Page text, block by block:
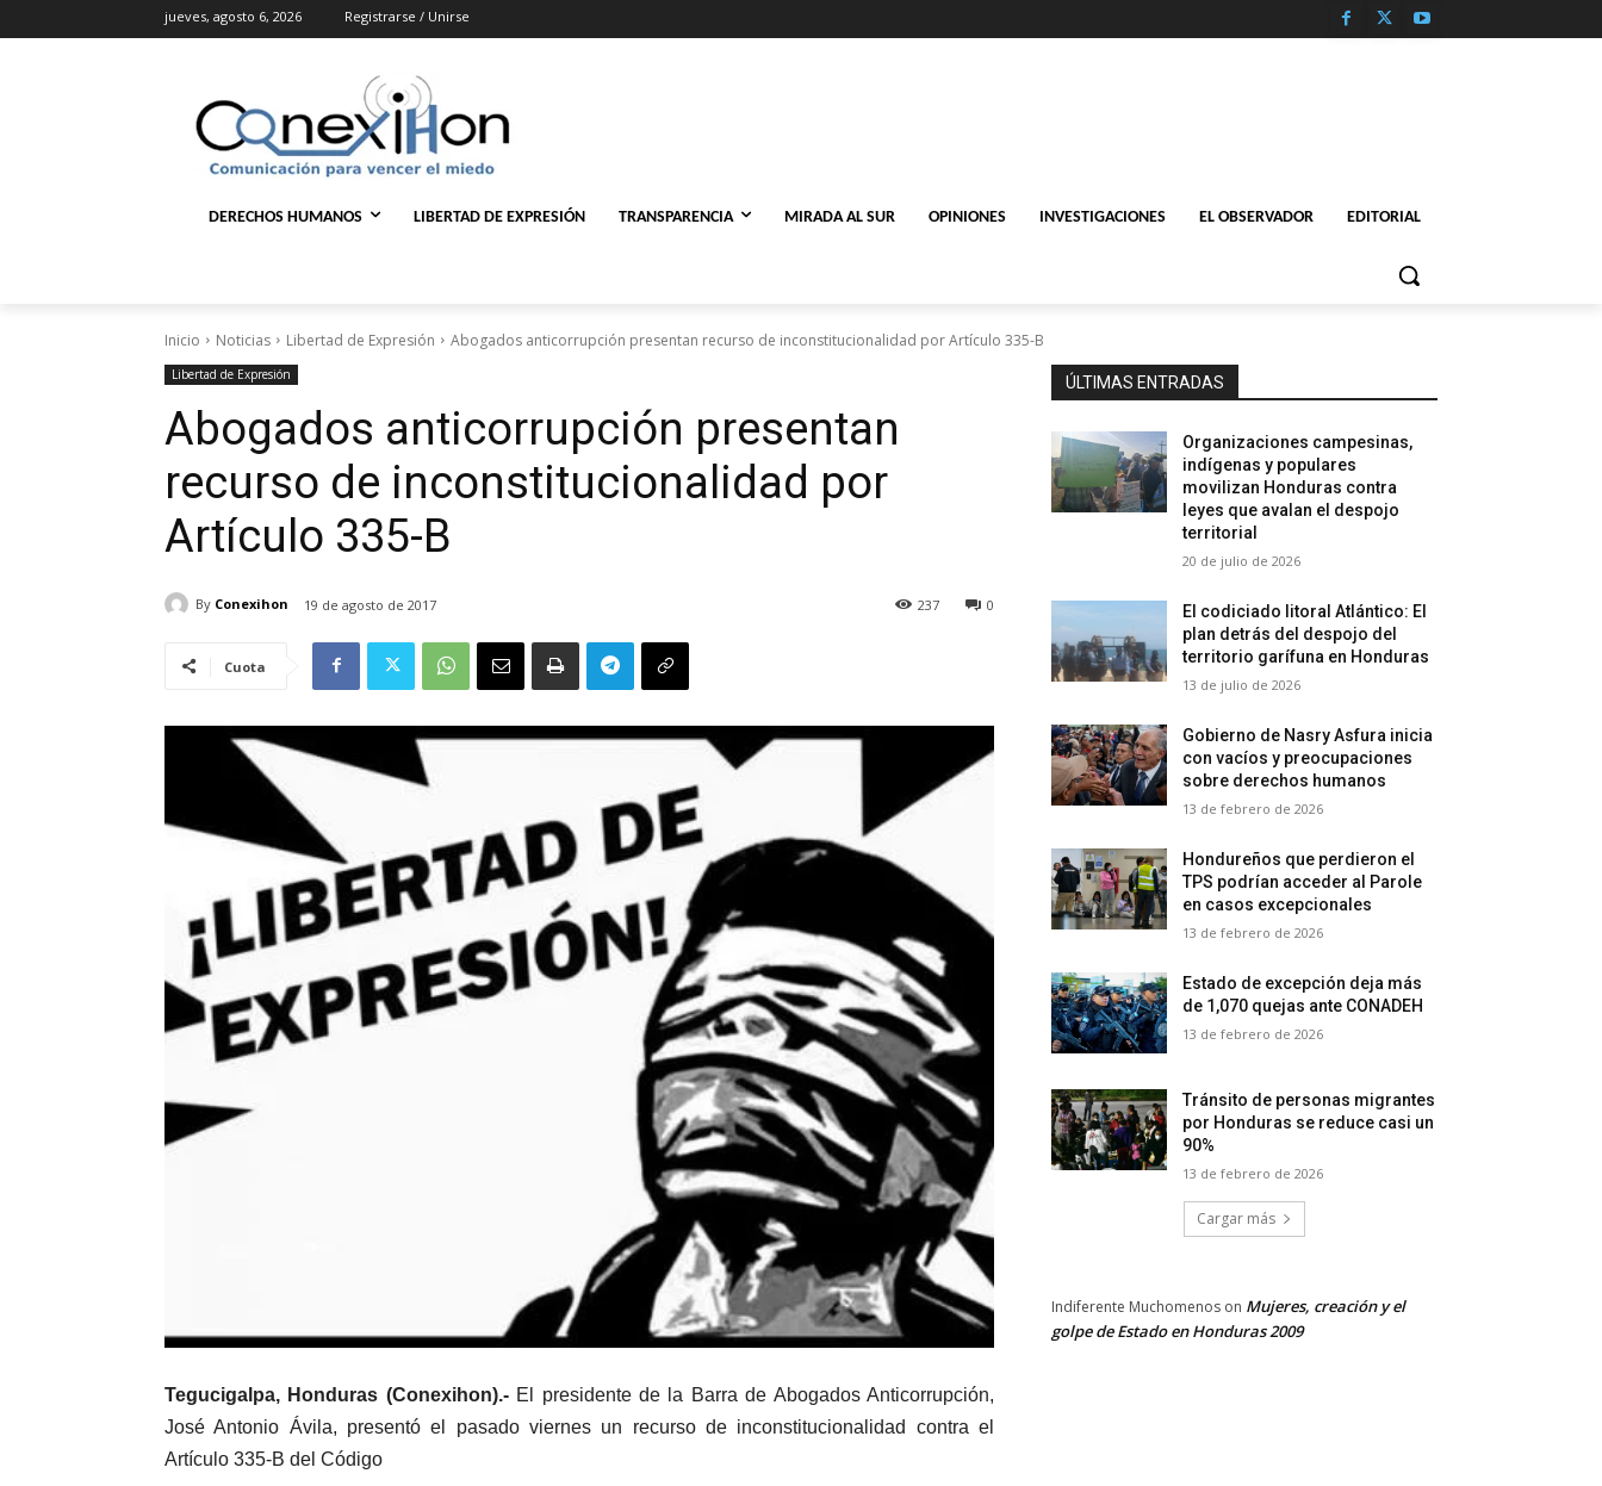
jueves, agosto 6, 2026 Registrarse / Unirse
DERECHOS HUMANOS LIBERTAD DE EXPRESIÓN TRANSPARENCIA MIRADA AL SUR OPINIONES INVESTIGACIONES EL OBSERVADOR EDITORIAL
Inicio Noticias Libertad de Expresión Abogados anticorrupción presentan recurso de inconstitucionalidad por Artículo 335-B
Libertad de Expresión
Abogados anticorrupción presentan
recurso de inconstitucionalidad por
Artículo 335-B
By Conexihon 19 de agosto de 2017 0
237
Cuota
Tegucigalpa, Honduras (Conexihon).-El presidente de la Barra de Abogados Anticorrupción,
José Antonio Ávila, presentó el pasado viernes un recurso de inconstitucionalidad contra el
Artículo 335-B del Código
ÚLTIMAS ENTRADAS
Organizaciones campesinas,
indígenas y populares
movilizan Honduras contra
leyes que avalan el despojo
territorial
20 de julio de 2026
El codiciado litoral Atlántico: El
plan detrás del despojo del
territorio garífuna en Honduras
13 de julio de 2026
Gobierno de Nasry Asfura inicia
con vacíos y preocupaciones
sobre derechos humanos
13 de febrero de 2026
Hondureños que perdieron el
TPS podrían acceder al Parole
en casos excepcionales
13 de febrero de 2026
Estado de excepción deja más
de 1,070 quejas ante CONADEH
13 de febrero de 2026
Tránsito de personas migrantes
por Honduras se reduce casi un
90%
13 de febrero de 2026
Cargar más
Indiferente Muchomenos on Mujeres, creación y el
golpe de Estado en Honduras 2009